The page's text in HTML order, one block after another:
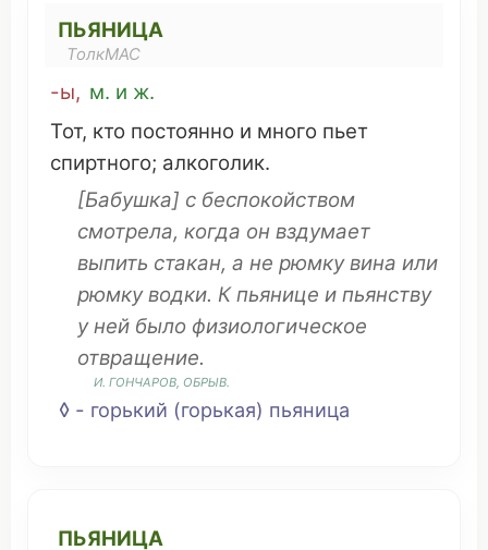
ПЬЯНИЦА
ТолкМАС
-ы, м. и ж.
Тот, кто постоянно и много пьет
спиртного; алкоголик.
[Бабушка] с беспокойством
смотрела, когда он вздумает
выпить стакан, а не рюмку вина или
рюмку водки. К пьянице и пьянству
у ней было физиологическое
отвращение.
И. ГОНЧАРОВ, ОБРЫВ.
◊ - горький (горькая) пьяница
ПЬЯНИЦА